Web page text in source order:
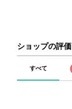
ショップの評価
すべて